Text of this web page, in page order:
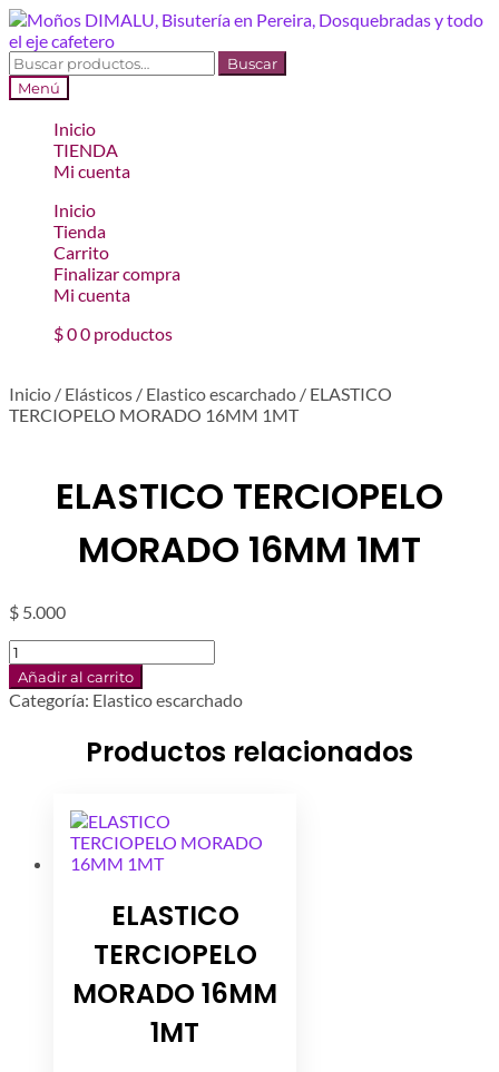
Ir
a
la
navegación
Ir
al
contenido
Buscar
por:
Buscar
Menú
Inicio
TIENDA
Mi cuenta
Inicio
Tienda
Carrito
Finalizar compra
Mi cuenta
$00 productos
Inicio / Elásticos / Elastico escarchado / ELASTICO
TERCIOPELO MORADO 16MM 1MT
ELASTICO TERCIOPELO
MORADO 16MM 1MT
$ 5.000
ELASTICO
TERCIOPELO
MORADO
16MM
Añadir al carrito
Categoría: Elastico escarchado
Productos relacionados
ELASTICO
TERCIOPELO
MORADO 16MM
1MT